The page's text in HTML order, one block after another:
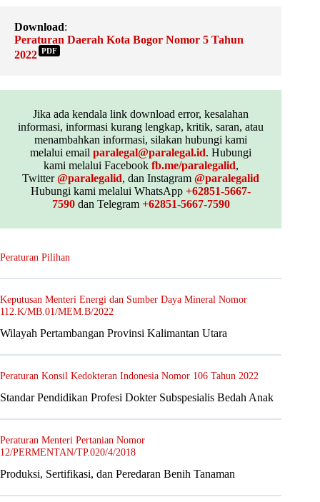
Download:
Peraturan Daerah Kota Bogor Nomor 5 Tahun
2022 PDF
Jika ada kendala link download error, kesalahan
informasi, informasi kurang lengkap, kritik, saran, atau
menambahkan informasi, silakan hubungi kami
melalui emailparalegal@paralegal.id. Hubungi
kami melalui Facebook fb.me/paralegalid,
Twitter@paralegalid, dan Instagram@paralegalid
Hubungi kami melalui WhatsApp+62851-5667-
7590dan Telegram +62851-5667-7590
Peraturan Pilihan
Keputusan Menteri Energi dan Sumber Daya Mineral Nomor
112.K/MB.01/MEM.B/2022
Wilayah Pertambangan Provinsi Kalimantan Utara
Peraturan Konsil Kedokteran Indonesia Nomor 106 Tahun 2022
Standar Pendidikan Profesi Dokter Subspesialis Bedah Anak
Peraturan Menteri Pertanian Nomor
12/PERMENTAN/TP.020/4/2018
Produksi, Sertifikasi, dan Peredaran Benih Tanaman